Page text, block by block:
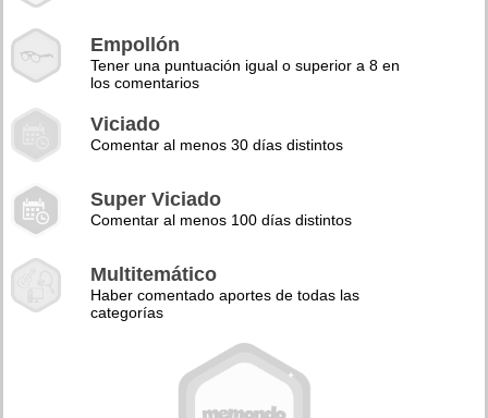
Empollón
Tener una puntuación igual o superior a 8 en
los comentarios
Viciado
Comentar al menos 30 días distintos
Super Viciado
Comentar al menos 100 días distintos
Multitemático
Haber comentado aportes de todas las
categorías